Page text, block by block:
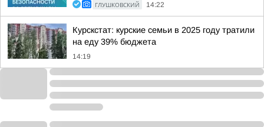
ГЛУШКОВСКИЙ 14:22
Курскстат: курские семьи в 2025 году тратили
на еду 39% бюджета
14:19